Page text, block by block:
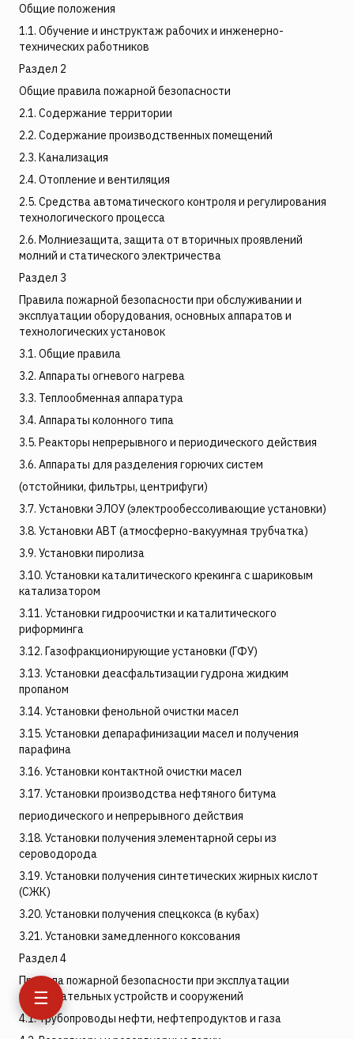
☰
Общие положения
1.1. Обучение и инструктаж рабочих и инженерно-
технических работников
Раздел 2
Общие правила пожарной безопасности
2.1. Содержание территории
2.2. Содержание производственных помещений
2.3. Канализация
2.4. Отопление и вентиляция
2.5. Средства автоматического контроля и регулирования
технологического процесса
2.6. Молниезащита, защита от вторичных проявлений
молний и статического электричества
Раздел 3
Правила пожарной безопасности при обслуживании и
эксплуатации оборудования, основных аппаратов и
технологических установок
3.1. Общие правила
3.2. Аппараты огневого нагрева
3.3. Теплообменная аппаратура
3.4. Аппараты колонного типа
3.5. Реакторы непрерывного и периодического действия
3.6. Аппараты для разделения горючих систем
(отстойники, фильтры, центрифуги)
3.7. Установки ЭЛОУ (электрообессоливающие установки)
3.8. Установки АВТ (атмосферно-вакуумная трубчатка)
3.9. Установки пиролиза
3.10. Установки каталитического крекинга с шариковым
катализатором
3.11. Установки гидроочистки и каталитического
риформинга
3.12. Газофракционирующие установки (ГФУ)
3.13. Установки деасфальтизации гудрона жидким
пропаном
3.14. Установки фенольной очистки масел
3.15. Установки депарафинизации масел и получения
парафина
3.16. Установки контактной очистки масел
3.17. Установки производства нефтяного битума
периодического и непрерывного действия
3.18. Установки получения элементарной серы из
сероводорода
3.19. Установки получения синтетических жирных кислот
(СЖК)
3.20. Установки получения спецкокса (в кубах)
3.21. Установки замедленного коксования
Раздел 4
Правила пожарной безопасности при эксплуатации
вспомогательных устройств и сооружений
4.1. Трубопроводы нефти, нефтепродуктов и газа